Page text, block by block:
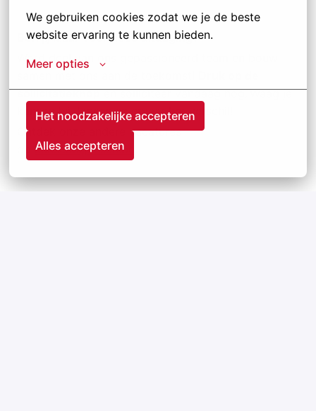
We gebruiken cookies zodat we je de beste
website ervaring te kunnen bieden.
Meer opties
Het noodzakelijke accepteren
Alles accepteren
Ben jij klaar voor deze uitdaging?
Word deel van ons gepassioneerd team en bouw
sollicitatieknopen solliciteer vandaag nog. Waag je
kansen bij Jansen en ervaar het verschil!
Ontdek onze andere vacatures
kansenbijjansen.be